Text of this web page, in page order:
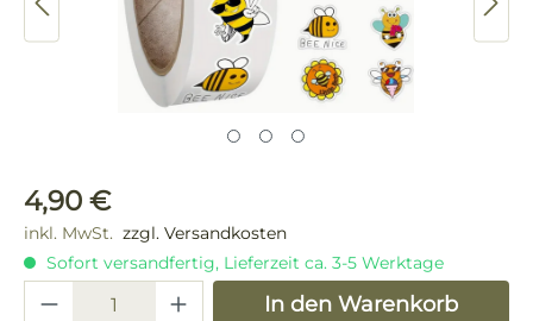
Regulärer Preis:
4,90 €
inkl. MwSt. zzgl. Versandkosten
Sofort versandfertig, Lieferzeit ca. 3-5 Werktage
Produkt Anzahl: Gib denIn den Warenkorb